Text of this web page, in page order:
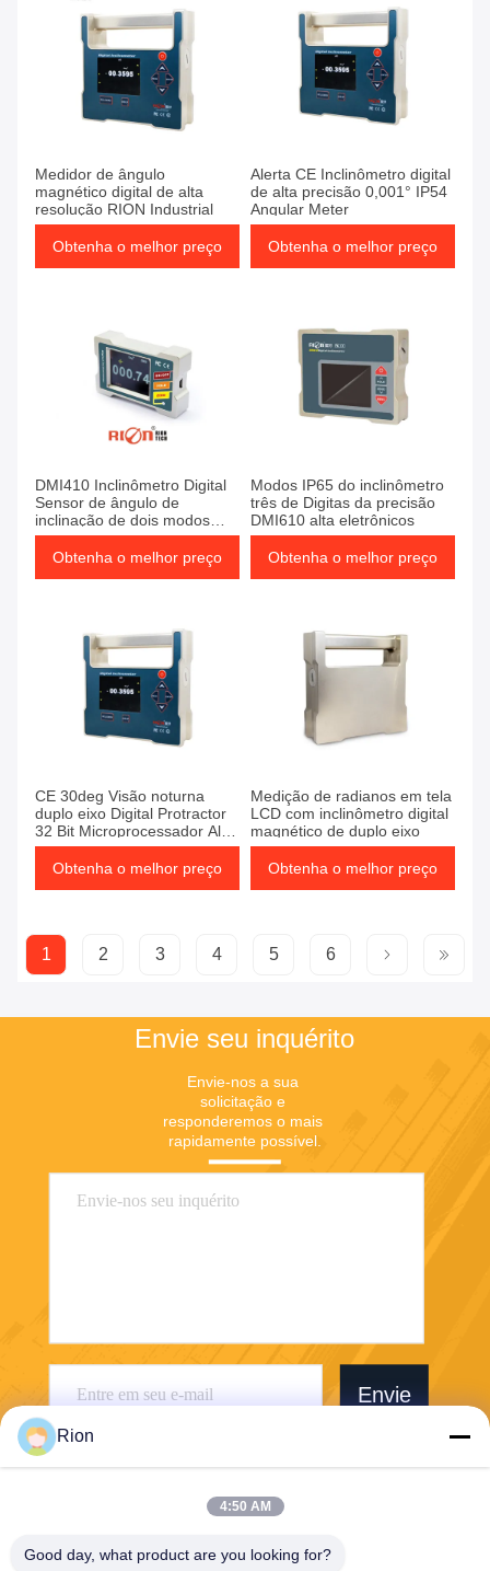
Medidor de ângulo
magnético digital de alta
resolução RION Industrial
Obtenha o melhor preço
Alerta CE Inclinômetro digital
de alta precisão 0,001° IP54
Angular Meter
Obtenha o melhor preço
DMI410 Inclinômetro Digital
Sensor de ângulo de
inclinação de dois modos
Fábrica
Obtenha o melhor preço
Modos IP65 do inclinômetro
três de Digitas da precisão
DMI610 alta eletrônicos
Obtenha o melhor preço
CE 30deg Visão noturna
duplo eixo Digital Protractor
32 Bit Microprocessador Alta
precisão
Obtenha o melhor preço
Medição de radianos em tela
LCD com inclinômetro digital
magnético de duplo eixo
Obtenha o melhor preço
1 2 3 4 5 6
Envie seu inquérito
Envie-nos a sua
solicitação e
responderemos o mais
rapidamente possível.
Envie
Shenzhen Rion Technology Co., Ltd.
Rion
4:50 AM
Good day, what product are you looking for?